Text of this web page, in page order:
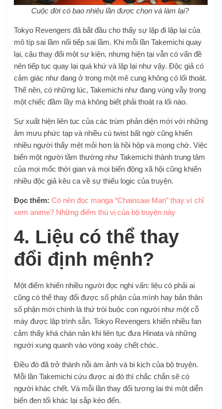
Cuộc đời có bao nhiêu lần được chọn và làm lại?
Tokyo Revengers đã bắt đầu cho thấy sự lặp đi lặp lại của
mô típ sai lầm nối tiếp sai lầm. Khi mỗi lần Takemichi quay
lại, cậu thay đổi một sự kiện, nhưng hiện tại vẫn có vấn đề
nên tiếp tục quay lại quá khứ và lặp lại như vậy. Độc giả có
cảm giác như đang ở trong một mê cung không có lối thoát.
Thế nên, có những lúc, Takemichi như đang vùng vẫy trong
một chiếc đầm lầy mà không biết phải thoát ra lối nào.
Sự xuất hiện liên tục của các trùm phản diện mới với những
âm mưu phức tạp và nhiều cú twist bất ngờ cũng khiến
nhiều người thấy mệt mỏi hơn là hồi hộp và mong chờ. Việc
biến một người tầm thường như Takemichi thành trung tâm
của mọi mốc thời gian và mọi biến động xã hội cũng khiến
nhiều độc giả kêu ca về sự thiếu logic của truyện.
Đọc thêm: Có nên đọc manga “Chainsaw Man” thay vì chỉ
xem anime? Những điểm thú vị của bộ truyện này
4. Liệu có thể thay
đổi định mệnh?
Một điểm khiến nhiều người đọc nghi vấn: liệu có phải ai
cũng có thể thay đổi được số phận của mình hay bản thân
số phận mới chính là thứ trói buộc con người như một cỗ
máy được lập trình sẵn. Tokyo Revengers khiến nhiều fan
cảm thấy khá chán nản khi liên tục đưa Hinata và những
người xung quanh vào vòng xoáy chết chóc.
Điều đó đã trở thành nỗi ám ảnh và bi kịch của bộ truyện.
Mỗi lần Takemichi cứu được ai đó thì chắc chắn sẽ có
người khác chết. Và mỗi lần thay đổi tương lai thì một diễn
biến đen tối khác lại sắp kéo đến.